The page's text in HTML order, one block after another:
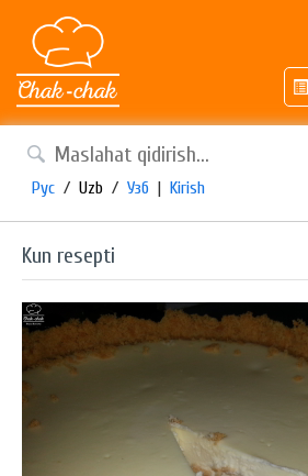
Рус / Uzb / Узб | Kirish
Kun resepti